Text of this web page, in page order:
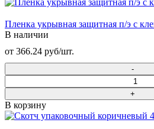
Пленка укрывная защитная п/э с
В наличии
от 366.24 руб/шт.
В корзину